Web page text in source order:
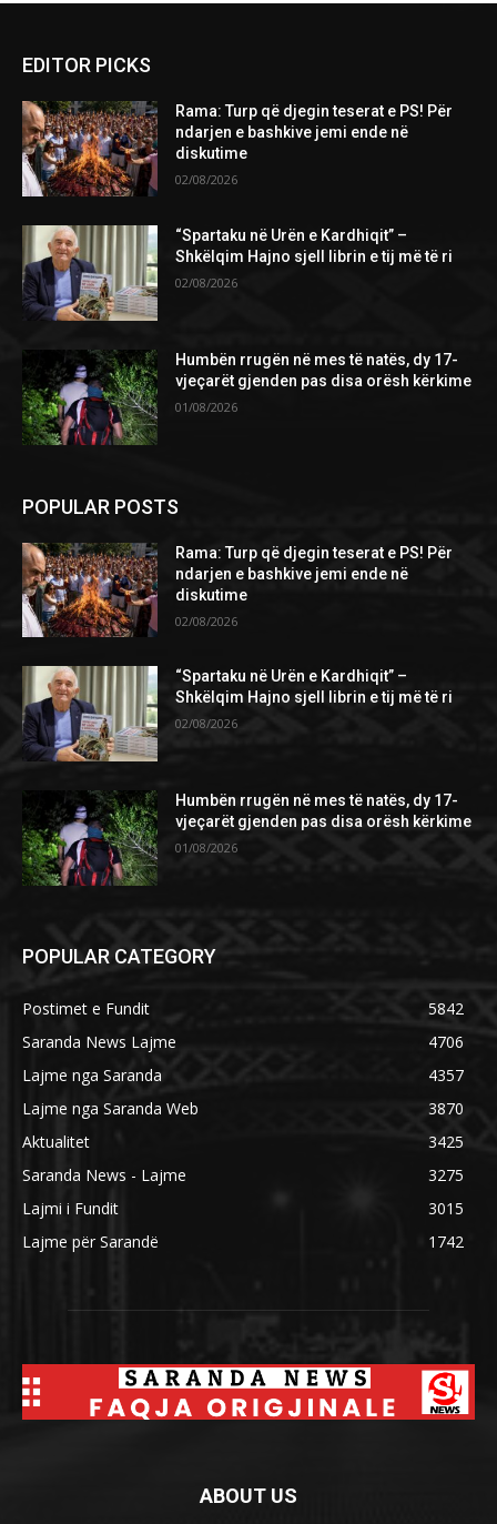
EDITOR PICKS
Rama: Turp që djegin teserat e PS! Për
ndarjen e bashkive jemi ende në
diskutime
02/08/2026
“Spartaku në Urën e Kardhiqit” –
Shkëlqim Hajno sjell librin e tij më të ri
02/08/2026
Humbën rrugën në mes të natës, dy 17-
vjeçarët gjenden pas disa orësh kërkime
01/08/2026
POPULAR POSTS
Rama: Turp që djegin teserat e PS! Për
ndarjen e bashkive jemi ende në
diskutime
02/08/2026
“Spartaku në Urën e Kardhiqit” –
Shkëlqim Hajno sjell librin e tij më të ri
02/08/2026
Humbën rrugën në mes të natës, dy 17-
vjeçarët gjenden pas disa orësh kërkime
01/08/2026
POPULAR CATEGORY
Postimet e Fundit
5842
Saranda News Lajme
4706
Lajme nga Saranda
4357
Lajme nga Saranda Web
3870
Aktualitet
3425
Saranda News - Lajme
3275
Lajmi i Fundit
3015
Lajme për Sarandë
1742
ABOUT US